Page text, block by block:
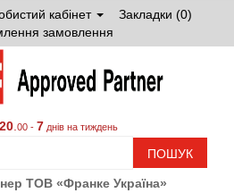
кабінет
Закладки (0)
замовлення
20 00 - 7 днів на тиждень
ПОШУК
ТОВ «Франке Україна»